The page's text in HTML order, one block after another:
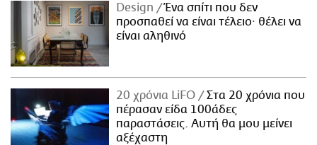
Design
Ένα σπίτι που δεν
προσπαθεί να είναι τέλειο· θέλει να
είναι αληθινό
20 χρόνια LiFO
Στα 20 χρόνια που
πέρασαν είδα 100άδες
παραστάσεις. Αυτή θα μου μείνει
αξέχαστη